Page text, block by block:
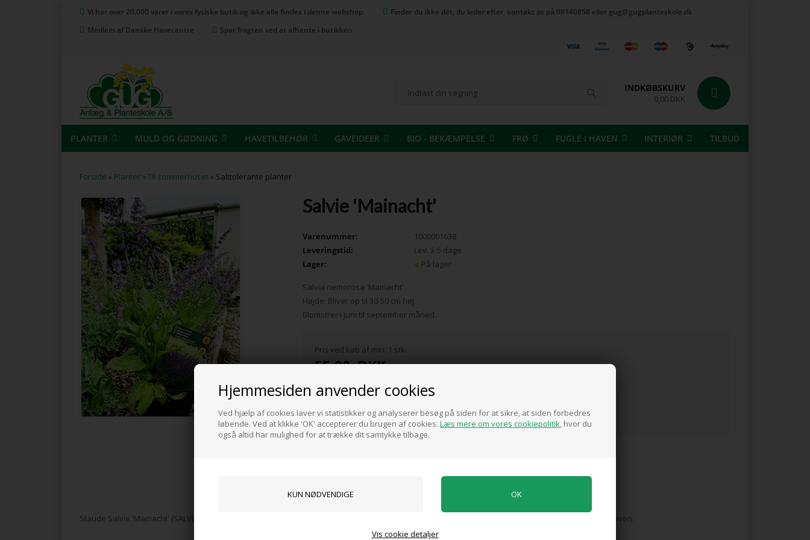
Hjemmesiden anvender cookies
Ved hjælp af cookies laver vi statistikker og analyserer besøg på siden for at sikre, at siden forbedres
løbende. Ved at klikke 'OK' accepterer du brugen af cookies. Læs mere om vores cookiepolitik, hvor du
også altid har mulighed for at trække dit samtykke tilbage.
Vis cookie detaljer
Vi har over 20.000 varer i vores fysiske butik og ikke alle findes i denne webshop.
Finder du ikke dét, du leder efter, kontakt os på 98140858 eller gug@gugplanteskole.dk
Medlem af Danske Havecentre
Spar fragten ved at afhente i butikken
INDKØBSKURV
0,00 DKK
PLANTER MULD OG GØDNING HAVETILBEHØR GAVEIDEER BIO - BEKÆMPELSE FRØ FUGLE I HAVEN INTERIØR TILBUD
Forside » Planter » Til sommerhuset » Salttolerante planter
Salvie 'Mainacht'
Varenummer:
1000001638
Leveringstid:
Lev. 3-5 dage
Lager:
På lager
Salvia nemorosa 'Mainacht'
Højde: Bliver op til 30-50 cm høj.
Blomstrer i juni til september måned.
Pris ved køb af min. 1 stk.
55,00DKK
Produktet er endnu ikke anmeldt.
Staude Salvie 'Mainacht' (SALVIA nem. 'Mainacht') har en slank blomsterstilk med små smukke lilla blomster der tiltrækker bier og sommerfugle til haven.